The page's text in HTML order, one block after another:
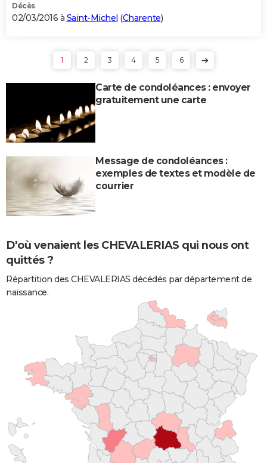
Décès
02/03/2016 à Saint-Michel (Charente)
1 2 3 4 5 6
Carte de condoléances : envoyer
gratuitement une carte
Message de condoléances :
exemples de textes et modèle de
courrier
D'où venaient les CHEVALERIAS qui nous ont
quittés ?
Répartition des CHEVALERIAS décédés par département de
naissance.